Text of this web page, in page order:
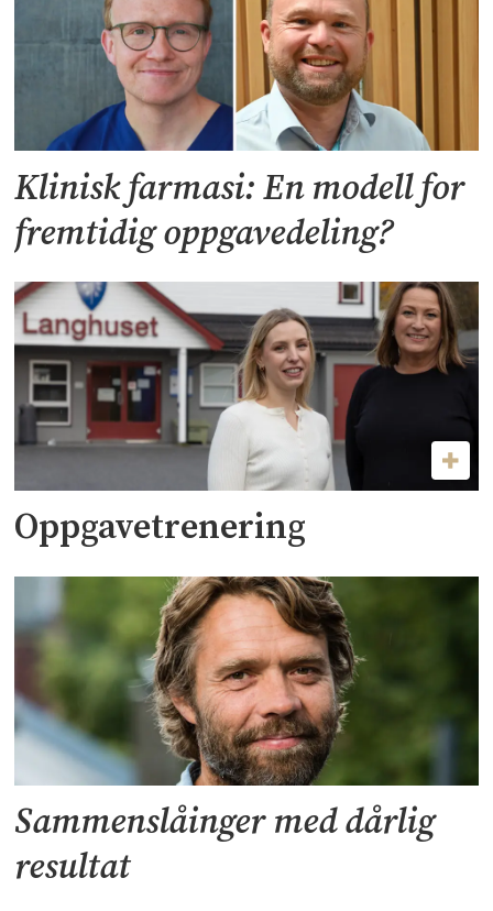
Klinisk farmasi: En modell for
fremtidig oppgavedeling?
Oppgavetrenering
Sammenslåinger med dårlig
resultat